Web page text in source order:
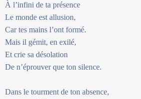
À l’infini de ta présence
Le monde est allusion,
Car tes mains l’ont formé.
Mais il gémit, en exilé,
Et crie sa désolation
De n’éprouver que ton silence.
Dans le tourment de ton absence,